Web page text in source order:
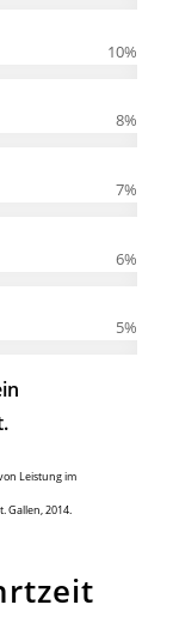
10%
8%
7%
6%
5%
Leistung im
Gallen, 2014.